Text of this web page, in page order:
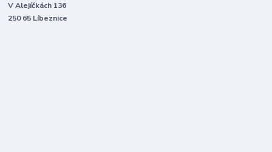
V Alejíčkách 136
250 65 Líbeznice